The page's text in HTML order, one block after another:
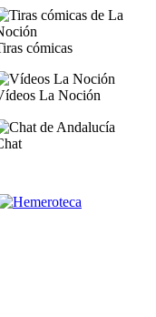
cómicas
La Noción